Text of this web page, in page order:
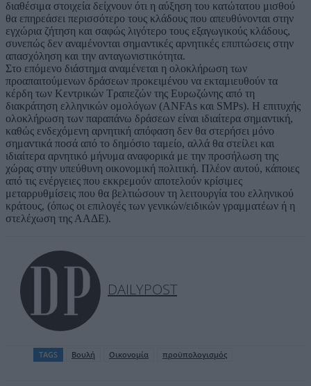
διαθέσιμα στοιχεία δείχνουν ότι η αύξηση του κατώτατου μισθού
θα επηρεάσει περισσότερο τους κλάδους που απευθύνονται στην
εγχώρια ζήτηση και σαφώς λιγότερο τους εξαγωγικούς κλάδους,
συνεπώς δεν αναμένονται σημαντικές αρνητικές επιπτώσεις στην
απασχόληση και την ανταγωνιστικότητα.
Στο επόμενο διάστημα αναμένεται η ολοκλήρωση των
προαπαιτούμενων δράσεων προκειμένου να εκταμιευθούν τα
κέρδη των Κεντρικών Τραπεζών της Ευρωζώνης από τη
διακράτηση ελληνικών ομολόγων (ANFAs και SMPs). Η επιτυχής
ολοκλήρωση των παραπάνω δράσεων είναι ιδιαίτερα σημαντική,
καθώς ενδεχόμενη αρνητική απόφαση δεν θα στερήσει μόνο
σημαντικά ποσά από το δημόσιο ταμείο, αλλά θα στείλει και
ιδιαίτερα αρνητικό μήνυμα αναφορικά με την προσήλωση της
χώρας στην υπεύθυνη οικονομική πολιτική. Πλέον αυτού, κάποιες
από τις ενέργειες που εκκρεμούν αποτελούν κρίσιμες
μεταρρυθμίσεις που θα βελτιώσουν τη λειτουργία του ελληνικού
κράτους, (όπως οι επιλογές των γενικών/ειδικών γραμματέων ή η
στελέχωση της ΑΑΔΕ).
DAILYPOST
TAGS Βουλή Οικονομία προϋπολογισμός